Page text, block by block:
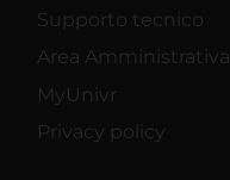
Supporto tecnico
Area Amministrativa
MyUnivr
Privacy policy